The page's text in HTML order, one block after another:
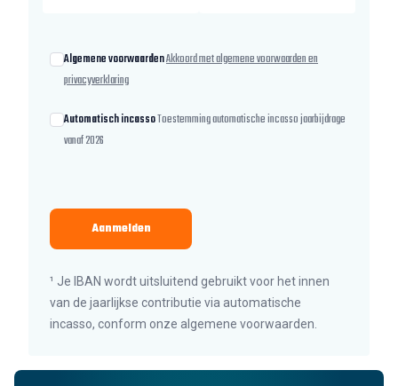
Algemene voorwaardenAkkoord met algemene voorwaarden en
privacyverklaring
Automatisch incassoToestemming automatische incasso jaarbijdrage
vanaf 2026
Aanmelden
¹ Je IBAN wordt uitsluitend gebruikt voor het innen
van de jaarlijkse contributie via automatische
incasso, conform onze algemene voorwaarden.